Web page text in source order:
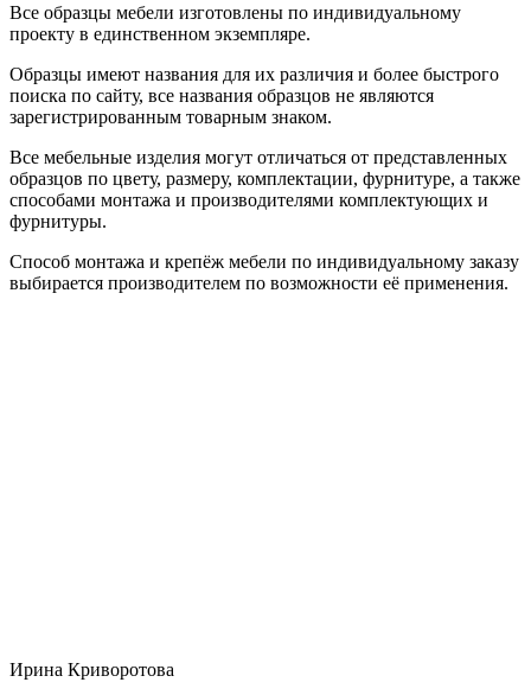
Все образцы мебели изготовлены по индивидуальному
проекту в единственном экземпляре.
Образцы имеют названия для их различия и более быстрого
поиска по сайту, все названия образцов не являются
зарегистрированным товарным знаком.
Все мебельные изделия могут отличаться от представленных
образцов по цвету, размеру, комплектации, фурнитуре, а также
способами монтажа и производителями комплектующих и
фурнитуры.
Способ монтажа и крепёж мебели по индивидуальному заказу
выбирается производителем по возможности её применения.
Ирина Криворотова